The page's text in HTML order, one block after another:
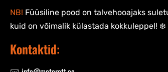
NB! Füüsiline pood on talvehooajaks
kuid on võimalik külastada kokkuleppel! ❄️
Kontaktid: